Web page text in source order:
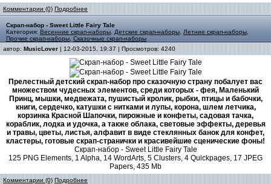
Комментарии (0) Подробнее
Скрап-набор - Sweet Little Fairy Tale
Категория: Весенние скрап-наборы Детские скрап-наборы Летние скрап-наборы
Прочие скрап-наборы Сказочные скрап-наборы
автор: MusicLover | 12-03-2015, 19:37 | Просмотров: 4240
Прелестный детский скрап-набор про сказочную страну побалует вас
множеством чудесных элементов, среди которых - фея, Маленький
Принц, мышки, медвежата, пушистый кролик, рыбки, птицы и бабочки,
книги, сердечко, катушки с нитками и лупы, корона, шлем летчика,
корзинка Красной Шапочки, пирожные и конфеты, садовая тачка,
кораблик, лодка и удочка, а также облака, световые эффекты, деревья
и травы, цветы, листья, алфавит в виде стеклянных банок для конфет,
кластеры, готовые скрап-странички и красивейшие сценические фоны!
Скрап-набор - Sweet Little Fairy Tale
125 PNG Elements, 1 Alpha, 14 WordArts, 5 Clusters, 4 Quickpages, 17 JPEG
Papers, 435 Mb
Комментарии (0) Подробнее